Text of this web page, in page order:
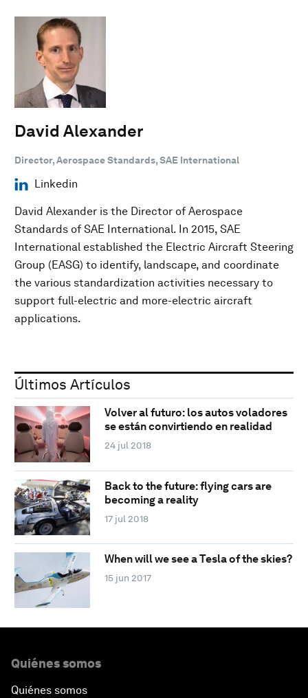
David Alexander
Director, Aerospace Standards, SAE International
Linkedin
David Alexander is the Director of Aerospace
Standards of SAE International. In 2015, SAE
International established the Electric Aircraft Steering
Group (EASG) to identify, landscape, and coordinate
the various standardization activities necessary to
support full-electric and more-electric aircraft
applications.
Últimos Artículos
Volver al futuro: los autos voladores
se están convirtiendo en realidad
24 jul 2018
Back to the future: flying cars are
becoming a reality
17 jul 2018
When will we see a Tesla of the skies?
15 jun 2017
Quiénes somos
Quiénes somos